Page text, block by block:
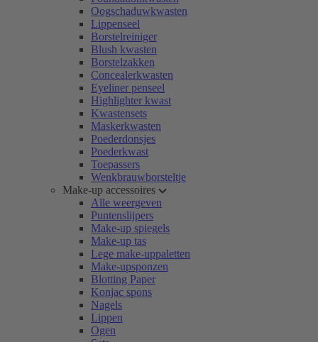
Oogschaduwkwasten
Lippenseel
Borstelreiniger
Blush kwasten
Borstelzakken
Concealerkwasten
Eyeliner penseel
Highlighter kwast
Kwastensets
Maskerkwasten
Poederdonsjes
Poederkwast
Toepassers
Wenkbrauwborsteltje
Make-up accessoires
Alle weergeven
Puntenslijpers
Make-up spiegels
Make-up tas
Lege make-uppaletten
Make-upsponzen
Blotting Paper
Konjac spons
Nagels
Lippen
Ogen